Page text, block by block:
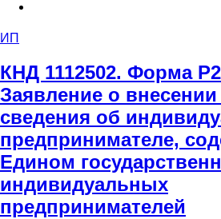
ИП
КНД 1112502. Форма
Заявление о
сведения об
предпринимателе,
Едином
индивидуальных
предпринимателей